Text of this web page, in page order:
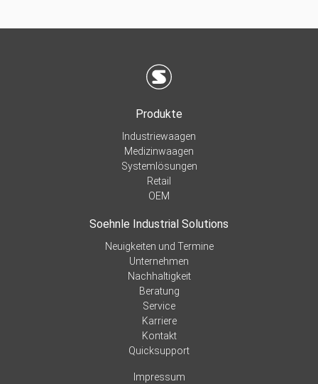
Produkte
Industriewaagen
Medizinwaagen
Systemlösungen
Retail
OEM
Soehnle Industrial Solutions
Neuigkeiten und Termine
Unternehmen
Nachhaltigkeit
Beratung
Service
Karriere
Kontakt
Quicksupport
Impressum